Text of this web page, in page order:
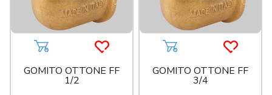
Aggiungi al carrelloAcquista più tardi
GOMITO OTTONE FF
1/2
Aggiungi al carrello
GOMITO OTTONE FF
3/4